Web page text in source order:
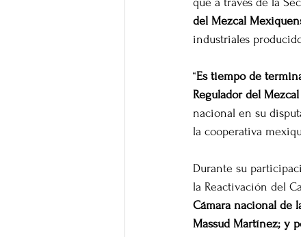
del Mezcal
industriales
“Es tiempo de
Regulador del Mezcal
nacional en su
la cooperativa
Durante su
la Reactivación del
Cámara nacional de
Massud Martínez; y